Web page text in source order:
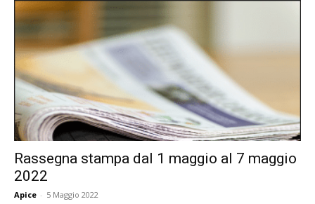
Rassegna stampa dal 1 maggio al 7 maggio
2022
Apice - 5 Maggio 2022